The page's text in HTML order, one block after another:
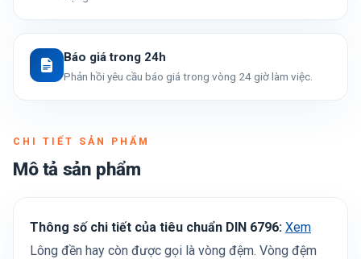
Báo giá trong 24h
Phản hồi yêu cầu báo giá trong vòng 24 giờ làm việc.
CHI TIẾT SẢN PHẨM
Mô tả sản phẩm
Thông số chi tiết của tiêu chuẩn DIN 6796: Xem
Lông đền hay còn được gọi là vòng đệm. Vòng đệm